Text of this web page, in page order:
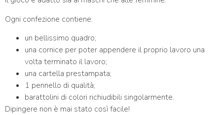
Ogni confezione contiene:
un bellissimo quadro;
una cornice per poter appendere il proprio lavoro una
volta terminato il lavoro;
una cartella prestampata;
1 pennello di qualità;
barattolini di colori richiudibili singolarmente.
Dipingere non è mai stato così facile!